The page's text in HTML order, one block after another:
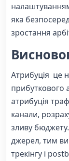
яка
зростання
Атрибуція це
прибуткового
атрибуція
канали,
зливу
джерел, тим
трекінгу і